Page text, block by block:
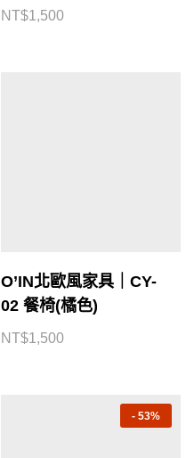
NT$1,500
O’IN北歐風家具｜CY-
02 餐椅(橘色)
NT$1,500
- 53%